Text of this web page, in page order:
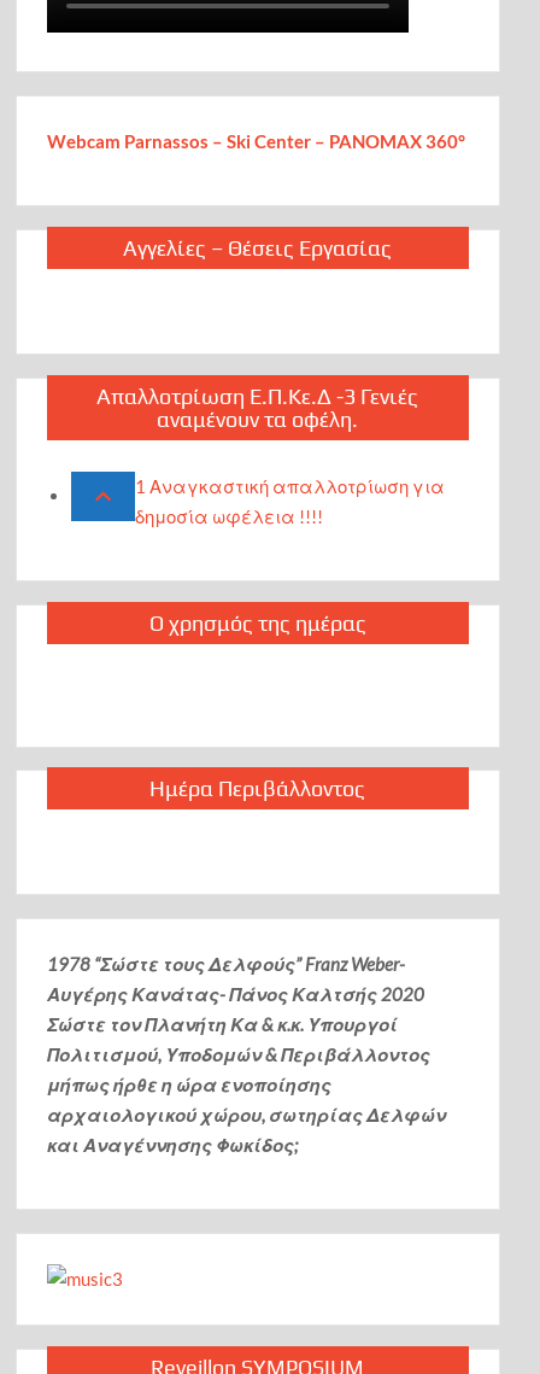
Webcam Parnassos – Ski Center – PANOMAX 360°
Αγγελίες – Θέσεις Εργασίας
Απαλλοτρίωση Ε.Π.Κε.Δ -3 Γενιές
αναμένουν τα οφέλη.
1 Αναγκαστική απαλλοτρίωση για
δημοσία ωφέλεια !!!!
Ο χρησμός της ημέρας
Ημέρα Περιβάλλοντος
1978 “Σώστε τους Δελφούς” Franz Weber-
Αυγέρης Κανάτας- Πάνος Καλτσής2020
Σώστε τον Πλανήτη Κα & κ.κ. Υπουργοί
Πολιτισμού, Υποδομών & Περιβάλλοντος
μήπως ήρθε η ώρα ενοποίησης
αρχαιολογικού χώρου, σωτηρίας Δελφών
και Αναγέννησης Φωκίδος;
Reveillon SYMPOSIUM